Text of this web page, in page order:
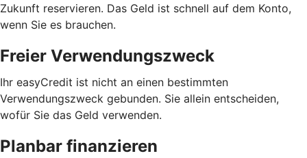
Zukunft reservieren. Das Geld ist schnell auf dem Konto,
wenn Sie es brauchen.
Freier Verwendungszweck
Ihr easyCredit ist nicht an einen bestimmten
Verwendungszweck gebunden. Sie allein entscheiden,
wofür Sie das Geld verwenden.
Planbar finanzieren